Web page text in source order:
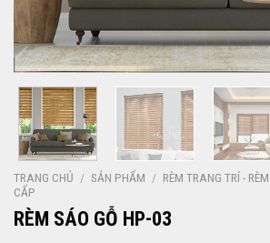
TRANG CHỦ / SẢN PHẨM / RÈM TRANG TRÍ -
CẤP
RÈM SÁO GỖ HP-03